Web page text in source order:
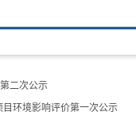
二次公示
环境影响评价第一次公示